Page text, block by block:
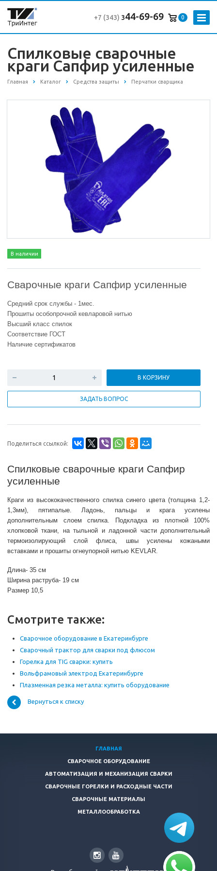
0
+7 (343) 344-69-69
Спилковые сварочные
краги Сапфир усиленные
Главная Каталог Средства защиты Перчатки сварщика
В наличии
Сварочные краги Сапфир усиленные
Средний срок службы - 1мес.
Прошиты особопрочной кевларовой нитью
Высший класс спилок
Соответствие ГОСТ
Наличие сертификатов
В КОРЗИНУ
ЗАДАТЬ ВОПРОС
Поделиться ссылкой:
Спилковые сварочные краги Сапфир
усиленные
Краги из высококачественного спилка синего цвета (толщина 1,2-
1,3мм), пятипалые. Ладонь, пальцы и крага усилены
дополнительным слоем спилка. Подкладка из плотной 100%
хлопковой ткани, на тыльной и ладонной части дополнительный
термоизолирующий слой флиса, швы усилены кожаными
вставками и прошиты огнеупорной нитью KEVLAR.
Длина- 35 см
Ширина раструба- 19 см
Размер 10,5
Смотрите также:
Сварочное оборудование в Екатеринбурге
Сварочный трактор для сварки под флюсом
Горелка для TIG сварки: купить
Вольфрамовый электрод Екатеринбурге
Плазменная резка металла: купить оборудование
Вернуться к списку
ГЛАВНАЯ
СВАРОЧНОЕ ОБОРУДОВАНИЕ
АВТОМАТИЗАЦИЯ И МЕХАНИЗАЦИЯ СВАРКИ
СВАРОЧНЫЕ ГОРЕЛКИ И РАСХОДНЫЕ ЧАСТИ
СВАРОЧНЫЕ МАТЕРИАЛЫ
МЕТАЛЛООБРАБОТКА